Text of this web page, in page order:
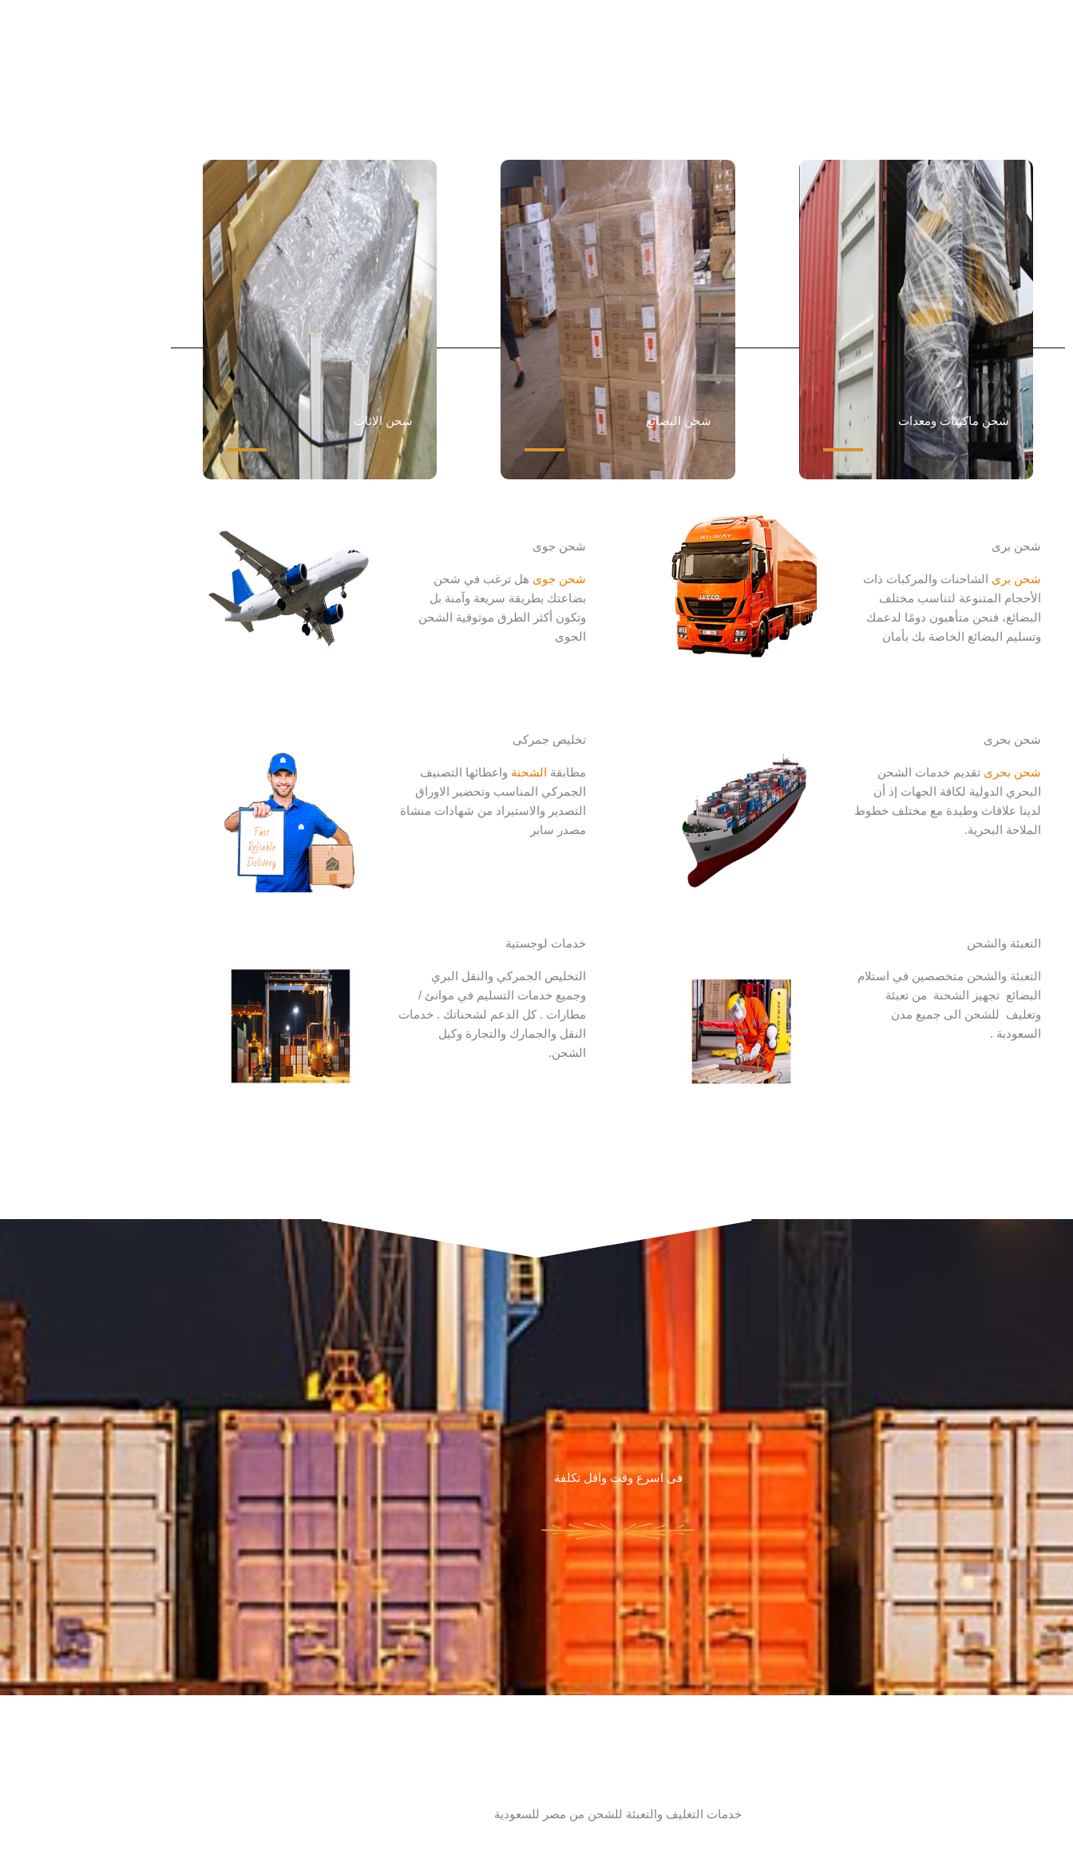
شحن ماكينات ومعدات شحن البضائع شحن الاثاث
شحن برى
شحن برى الشاحنات والمركبات ذات
الأحجام المتنوعة لتناسب مختلف
البضائع، فنحن متأهبون دومًا لدعمك
وتسليم البضائع الخاصة بك بأمان
شحن بحرى
شحن بحرى تقديم خدمات الشحن
البحري الدولية لكافة الجهات إذ أن
لدينا علاقات وطيدة مع مختلف خطوط
الملاحة البحرية.
التعبئة والشحن
التعبئة والشحن متخصصين في استلام
البضائع تجهيز الشحنة من تعبئة
وتغليف للشحن الى جميع مدن
السعودبة .
شحن جوى
شحن جوى هل ترغب في شحن
بضاعتك بطريقة سريعة وآمنة بل
وتكون أكثر الطرق موثوقية الشحن
الجوى
تخليص جمركى
مطابقة الشحنة واعطائها التصنيف
الجمركي المناسب وتحضير الاوراق
التصدير والاستيراد من شهادات منشاة
مصدر سابر
خدمات لوجستية
التخليص الجمركي والنقل البري
وجميع خدمات التسليم في موانئ /
مطارات . كل الدعم لشحناتك . خدمات
النقل والجمارك والتجارة وكيل
الشحن.
فى اسرع وقت واقل تكلفة
خدمات التغليف والتعبئة للشحن من مصر للسعودية